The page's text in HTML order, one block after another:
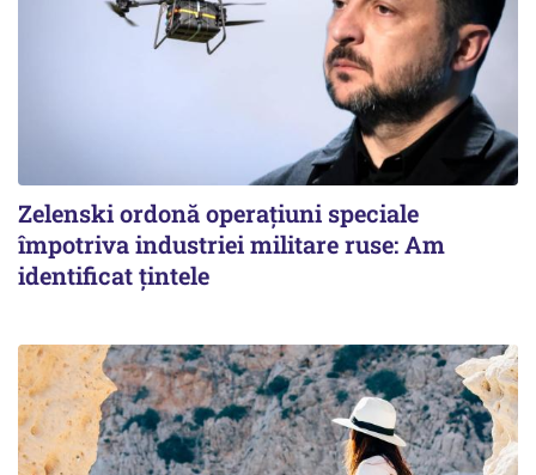
Zelenski ordonă operațiuni speciale
împotriva industriei militare ruse: Am
identificat țintele